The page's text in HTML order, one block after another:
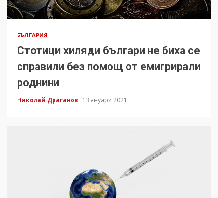
БЪЛГАРИЯ
Стотици хиляди българи не биха се
справили без помощ от емигрирали
роднини
Николай Драганов 13 януари 2021